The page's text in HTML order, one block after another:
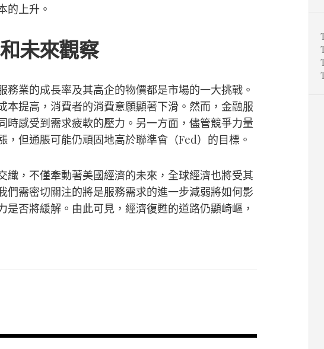
的上升。
未來觀察
務業的成長率及其高企的物價都是市場的一大挑戰。
本提高，消費者的消費意願顯著下滑。然而，金融服
時感受到需求疲軟的壓力。另一方面，儘管競爭力量
，但通脹可能仍頑固地高於聯準會（Fed）的目標。
織，不僅牽動著美國經濟的未來，全球經濟也將受其
們需密切關注的將是服務需求的進一步減弱將如何影
是否將緩解。由此可見，經濟復甦的道路仍顯崎嶇，